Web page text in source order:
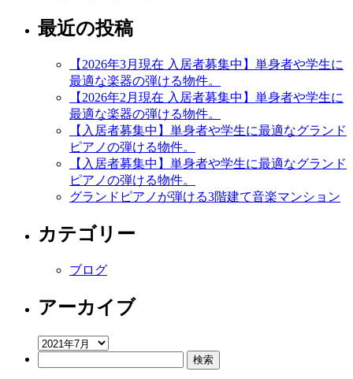
最近の投稿
【2026年3月現在 入居者募集中】単身者や学生に
最適な楽器の弾ける物件。
【2026年2月現在 入居者募集中】単身者や学生に
最適な楽器の弾ける物件。
【入居者募集中】単身者や学生に最適なグランド
ピアノの弾ける物件。
【入居者募集中】単身者や学生に最適なグランド
ピアノの弾ける物件。
グランドピアノが弾ける3階建て音楽マンション
カテゴリー
ブログ
アーカイブ
ア